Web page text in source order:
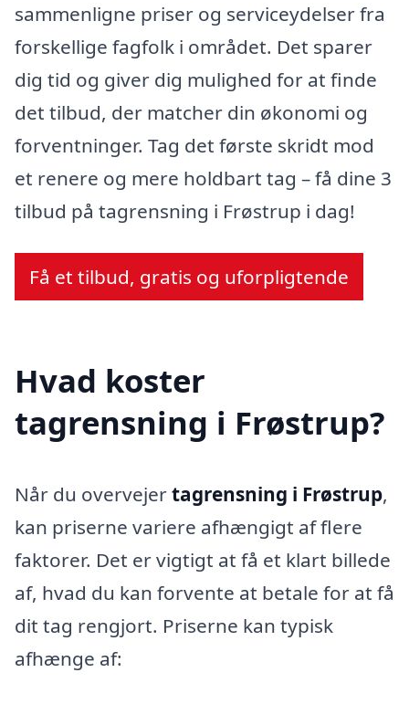
sammenligne priser og serviceydelser fra
forskellige fagfolk i området. Det sparer
dig tid og giver dig mulighed for at finde
det tilbud, der matcher din økonomi og
forventninger. Tag det første skridt mod
et renere og mere holdbart tag – få dine 3
tilbud på tagrensning i Frøstrup i dag!
Få et tilbud, gratis og uforpligtende
Hvad koster
tagrensning i Frøstrup?
Når du overvejertagrensning i Frøstrup,
kan priserne variere afhængigt af flere
faktorer. Det er vigtigt at få et klart billede
af, hvad du kan forvente at betale for at få
dit tag rengjort. Priserne kan typisk
afhænge af: